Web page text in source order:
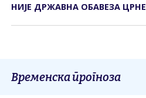
НИЈЕ ДРЖАВНА ОБАВЕЗА
Временска прогноза